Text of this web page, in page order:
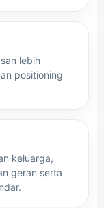
lebih
positioning
keluarga,
geran serta